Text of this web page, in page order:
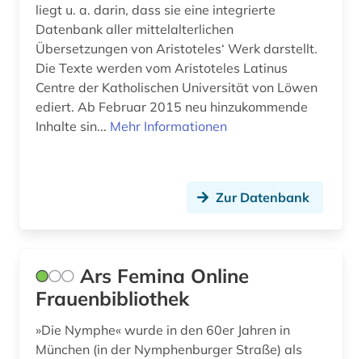
germanistik (1)
geschichte (6)
geschichte &lt;1801-1819&gt; (1)
geschichte 1400-1700 (1)
geschlechterforschung (1)
gottfried wilhelm leibniz (1)
liegt u. a. darin, dass sie eine integrierte
Datenbank aller mittelalterlichen
Übersetzungen von Aristoteles‘ Werk darstellt.
Die Texte werden vom Aristoteles Latinus
Centre der Katholischen Universität von Löwen
ediert. Ab Februar 2015 neu hinzukommende
Inhalte sin... Mehr Informationen
Zur Datenbank
Ars Femina Online
Frauenbibliothek
»Die Nymphe« wurde in den 60er Jahren in
München (in der Nymphenburger Straße) als